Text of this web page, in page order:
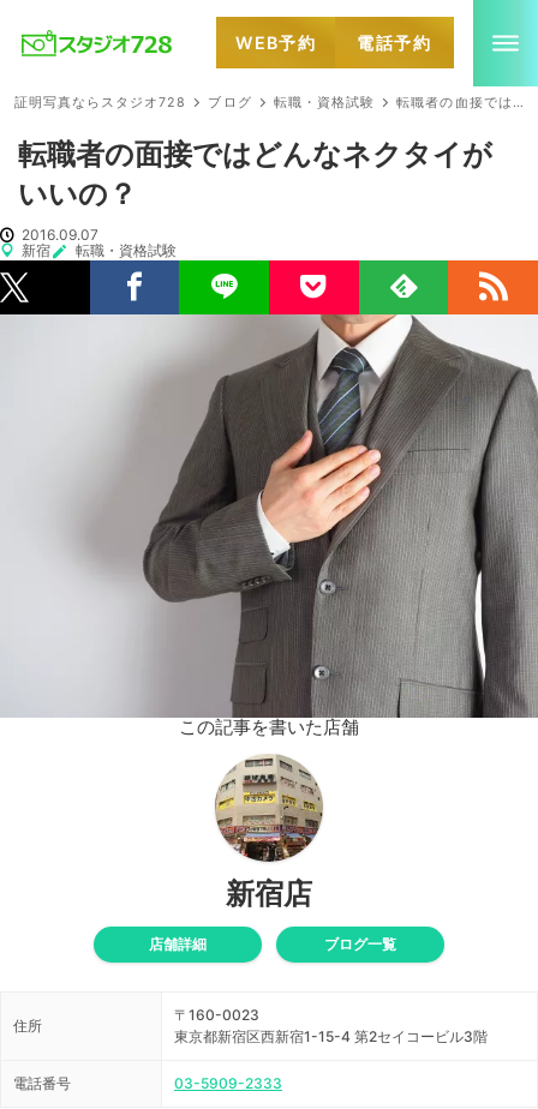
WEB予約 電話予約
証明写真ならスタジオ728 ブログ 転職・資格試験 転職者の面接ではどんなネクタイがいいの？
転職者の面接ではどんなネクタイが
いいの？
2016.09.07
新宿
転職・資格試験
この記事を書いた店舗
新宿店
店舗詳細 ブログ一覧
住所
〒160-0023
東京都新宿区西新宿1-15-4 第2セイコービル3階
電話番号 03-5909-2333